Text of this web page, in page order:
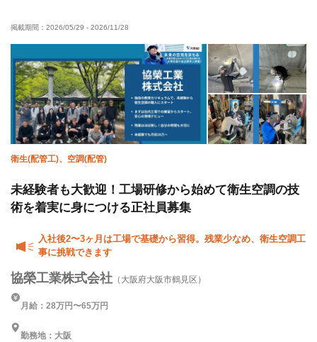
掲載期間： 2026/05/29 - 2026/11/28
衛生(配管工)、空調(配管)
未経験者も大歓迎！工場研修から始めて衛生空調の技
術を着実に身につける正社員募集
入社後2〜3ヶ月は工場で基礎から習得。残業少なめ、衛生空調工
事に挑戦できます
協榮工業株式会社 （大阪府大阪市鶴見区）
月給：28万円〜65万円
勤務地：大阪